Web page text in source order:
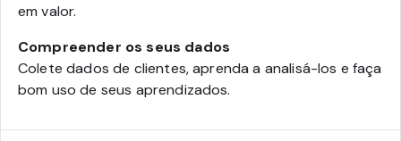
em valor.
Compreender os seus dados
Colete dados de clientes, aprenda a analisá-los e faça
bom uso de seus aprendizados.